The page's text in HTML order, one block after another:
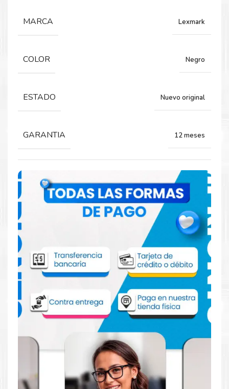
MS825, MS826, MX722, MX725.
Comprar Toner Lexmark 58D4U00 para
impresora 822 823 825 826 722
Aprovecha nuestra experiencia y atención para adquirir tus
productos. Tenemos promociones todos los dias. Escríbenos o
visítanos hoy para encontrar la solución perfecta para tu
impresora
Toner Lexmark 58D4U00 para
impresora 822 823 824 825 826 722 725.
Dónde comprar Toner Lexmark 58D4U00
para impresora 822 823 825 826 722 en
Lima o para provincia
MARCA Lexmark
COLOR Negro
ESTADO Nuevo original
GARANTIA 12 meses